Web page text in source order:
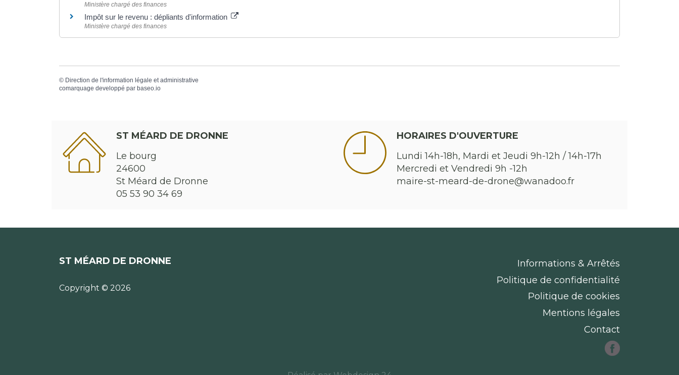
Ministère chargé des finances
Impôt sur le revenu : dépliants d'information
Ministère chargé des finances
© Direction de l'information légale et administrative
comarquage developpé par baseo.io
ST MÉARD DE DRONNE
Le bourg
24600
St Méard de Dronne
05 53 90 34 69
HORAIRES D'OUVERTURE
Lundi 14h-18h, Mardi et Jeudi 9h-12h / 14h-17h
Mercredi et Vendredi 9h -12h
maire-st-meard-de-drone@wanadoo.fr
ST MÉARD DE DRONNE
Copyright © 2026
Informations & Arrêtés
Politique de confidentialité
Politique de cookies
Mentions légales
Contact